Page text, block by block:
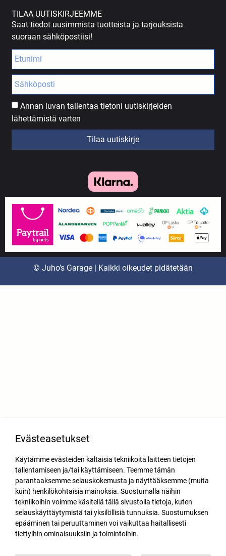
TILAA UUTISKIRJEEMME
Saat tiedot uusimmista tuotteista ja tarjouksista
suoraan sähköpostiisi!
Annan luvan tallentaa tietoni uutiskirjeiden
lähettämistä varten
Tilaa uutiskirje
© Juho’s Garage | Kaikki oikeudet pidätetään
Evästeasetukset
Käytämme evästeiden kaltaisia tekniikoita laitteen tietojen
tallentamiseen ja/tai käyttämiseen. Teemme tämän
parantaaksemme selauskokemusta ja näyttääksemme (muita
kuin) henkilökohtaisia mainoksia. Suostumalla näihin
tekniikoihin voimme käsitellä tällä sivustolla tietoja, kuten
selauskäyttäytymistä tai yksilöllisiä tunnuksia. Suostumuksen
epääminen tai peruuttaminen voi vaikuttaa haitallisesti
tiettyihin ominaisuuksiin ja toimintoihin.